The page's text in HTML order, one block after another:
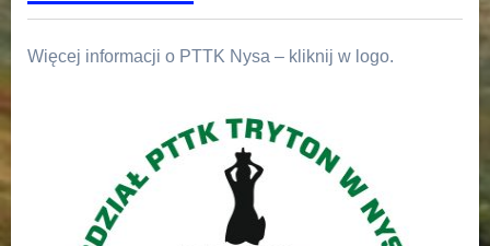
Więcej informacji o PTTK Nysa – kliknij w logo.